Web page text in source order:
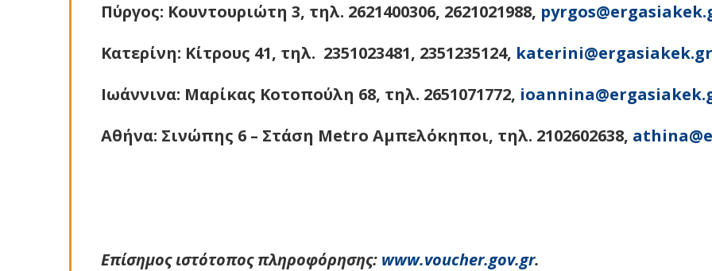
Πύργος: Κουντουριώτη 3, τηλ. 2621400306, 2621021988,
Κατερίνη: Κίτρους 41, τηλ. 2351023481, 2351235124, katerini@ergasiakek.gr
Ιωάννινα: Μαρίκας Κοτοπούλη 68, τηλ. 2651071772,
Αθήνα: Σινώπης 6 – Στάση Metro Αμπελόκηποι, τηλ. 2102602638,
Επίσημος ιστότοπος πληροφόρησης: www.voucher.gov.gr.